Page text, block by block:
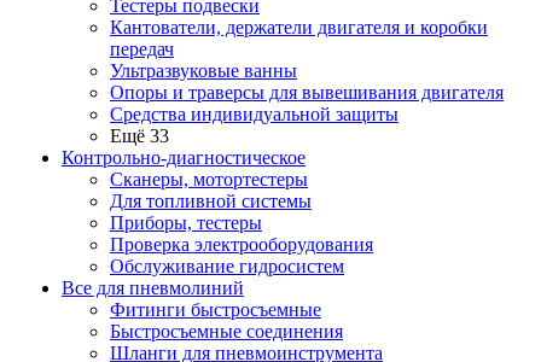
Тестеры подвески
Кантователи, держатели двигателя и коробки
передач
Ультразвуковые ванны
Опоры и траверсы для вывешивания двигателя
Средства индивидуальной защиты
Ещё 33
Контрольно-диагностическое
Сканеры, мотортестеры
Для топливной системы
Приборы, тестеры
Проверка электрооборудования
Обслуживание гидросистем
Все для пневмолиний
Фитинги быстросъемные
Быстросъемные соединения
Шланги для пневмоинструмента